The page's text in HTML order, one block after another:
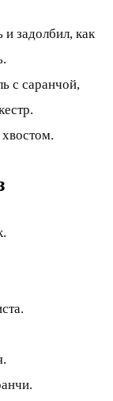
задолбил, как
с саранчой,